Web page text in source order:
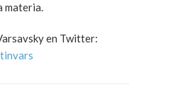
materia.
en Twitter: